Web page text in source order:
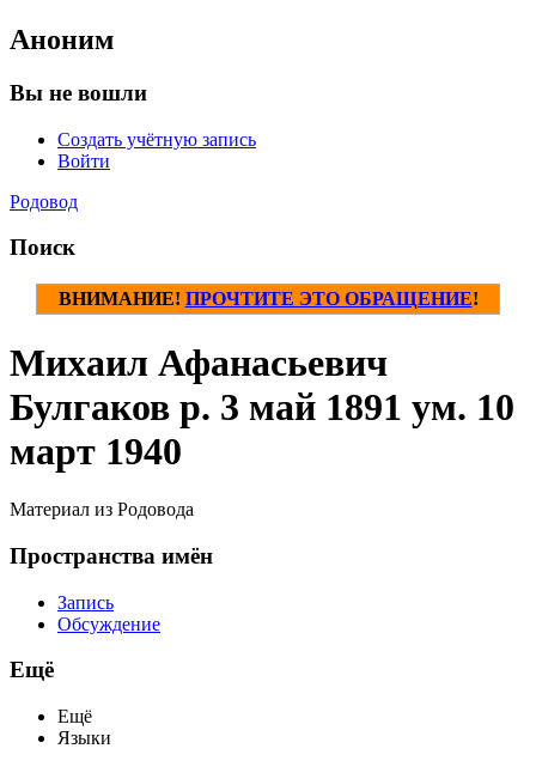
Аноним
Вы не вошли
Создать учётную запись
Войти
Родовод
Поиск
ВНИМАНИЕ! ПРОЧТИТЕ ЭТО ОБРАЩЕНИЕ!
Михаил Афанасьевич
Булгаков р. 3 май 1891 ум. 10
март 1940
Материал из Родовода
Пространства имён
Запись
Обсуждение
Ещё
Ещё
Языки